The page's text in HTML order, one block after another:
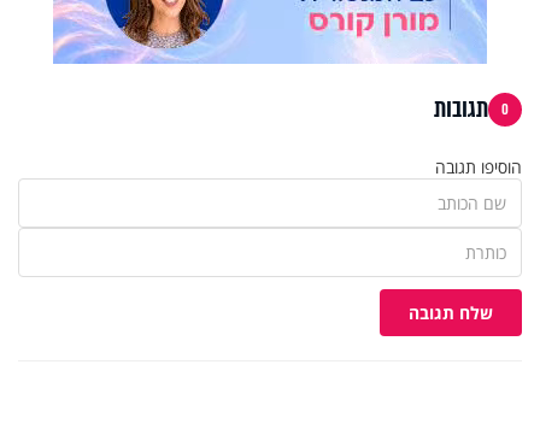
0 תגובות
הוסיפו תגובה
שלח תגובה